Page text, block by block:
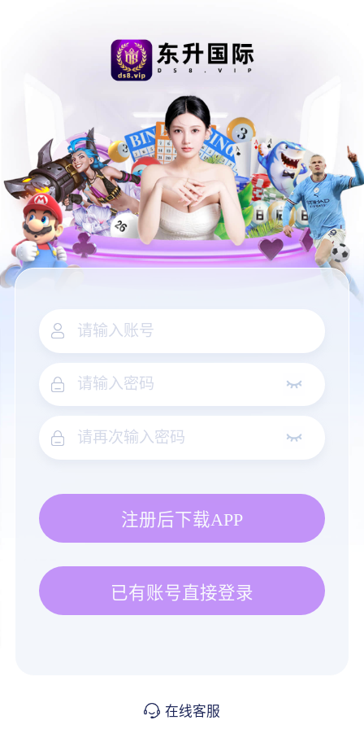
注册后下载APP
已有账号直接登录
在线客服